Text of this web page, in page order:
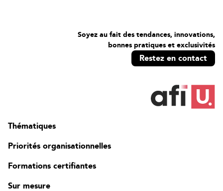
Soyez au fait des tendances, innovations,
bonnes pratiques et exclusivités
Restez en contact
Thématiques
Priorités organisationnelles
Formations certifiantes
Sur mesure